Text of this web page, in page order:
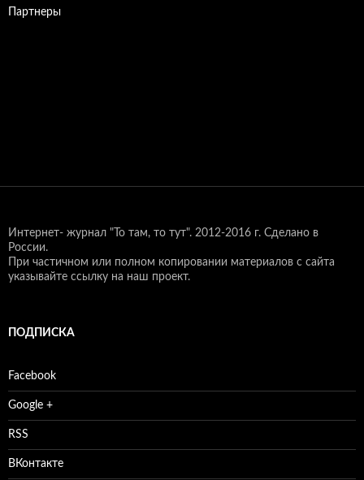
Партнеры
Интернет- журнал "То там, то тут". 2012-2016 г. Сделано в
России.
При частичном или полном копировании материалов с сайта
указывайте ссылку на наш проект.
ПОДПИСКА
Facebook
Google +
RSS
ВКонтакте